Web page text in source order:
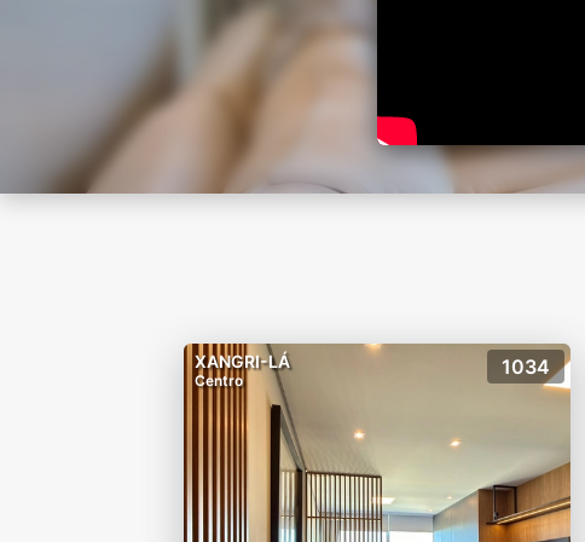
XANGRI-LÁ
Centro
1034